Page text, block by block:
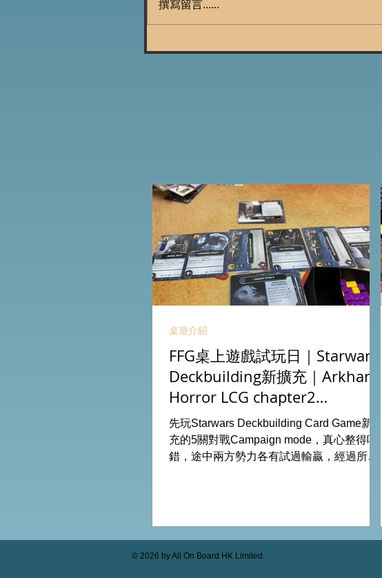
撰寫留言......
FFG桌上遊戲試玩日｜Starwars
Deckbuilding新擴充｜Arkham
Horror LCG chapter2
INVESTIGATOR deck
先玩Starwars Deckbuilding Card Game新擴
充的5關對戰Campaign mode，真心整得唔
錯，途中兩方勢力各有試過輸贏，經過所有
全天的FFG桌遊日完滿結束。 #桌遊場地 All
On Board HK棋間限定桌遊店Book位熱線
桌遊介紹
© 2026 by All On Board HK Limited.